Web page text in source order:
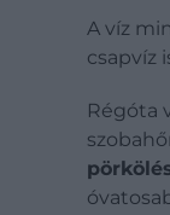
A víz
csapvíz
Régóta